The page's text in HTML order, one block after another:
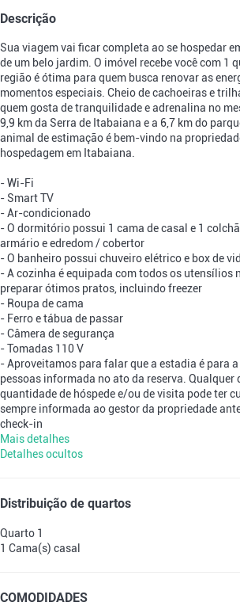
Descrição
Sua viagem vai ficar completa ao se hospedar
de um belo jardim. O imóvel recebe você com 1
região é ótima para quem busca renovar as
momentos especiais. Cheio de cachoeiras e
quem gosta de tranquilidade e adrenalina no
9,9 km da Serra de Itabaiana e a 6,7 km do
animal de estimação é bem-vindo na
hospedagem em Itabaiana.
- Wi-Fi
- Smart TV
- Ar-condicionado
- O dormitório possui 1 cama de casal e 1
armário e edredom / cobertor
- O banheiro possui chuveiro elétrico e box de
- A cozinha é equipada com todos os utensílios
preparar ótimos pratos, incluindo freezer
- Roupa de cama
- Ferro e tábua de passar
- Câmera de segurança
- Tomadas 110 V
- Aproveitamos para falar que a estadia é para
pessoas informada no ato da reserva. Qualquer
quantidade de hóspede e/ou de visita pode ter
sempre informada ao gestor da propriedade
check-in
Mais detalhes
Detalhes ocultos
Distribuição de quartos
Quarto 1
1 Cama(s) casal
COMODIDADES